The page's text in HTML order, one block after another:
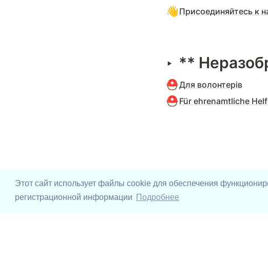
Этот сайт использует файлы cookie для обеспечения
регистрационной информации
Подробнее
👋Присоединяйтесь к
‣ **
⛑️Для волонтерів
⛑️Für ehrenamtliche